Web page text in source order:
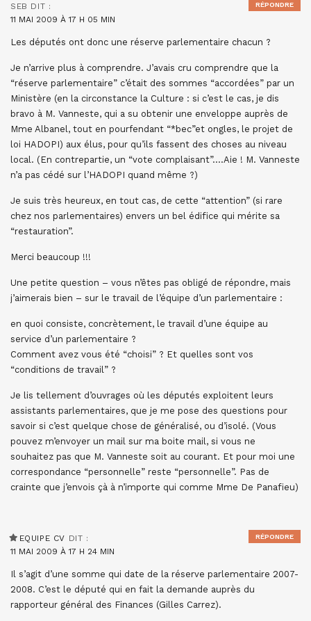
SEB DIT :
11 MAI 2009 À 17 H 05 MIN
Les députés ont donc une réserve parlementaire chacun ?
Je n’arrive plus à comprendre. J’avais cru comprendre que la
“réserve parlementaire” c’était des sommes “accordées” par un
Ministère (en la circonstance la Culture : si c’est le cas, je dis
bravo à M. Vanneste, qui a su obtenir une enveloppe auprès de
Mme Albanel, tout en pourfendant “*bec”et ongles, le projet de
loi HADOPI) aux élus, pour qu’ils fassent des choses au niveau
local. (En contrepartie, un “vote complaisant”….Aie ! M. Vanneste
n’a pas cédé sur l’HADOPI quand même ?)
Je suis très heureux, en tout cas, de cette “attention” (si rare
chez nos parlementaires) envers un bel édifice qui mérite sa
“restauration”.
Merci beaucoup !!!
Une petite question – vous n’êtes pas obligé de répondre, mais
j’aimerais bien – sur le travail de l’équipe d’un parlementaire :
en quoi consiste, concrètement, le travail d’une équipe au
service d’un parlementaire ?
Comment avez vous été “choisi” ? Et quelles sont vos
“conditions de travail” ?
Je lis tellement d’ouvrages où les députés exploitent leurs
assistants parlementaires, que je me pose des questions pour
savoir si c’est quelque chose de généralisé, ou d’isolé. (Vous
pouvez m’envoyer un mail sur ma boite mail, si vous ne
souhaitez pas que M. Vanneste soit au courant. Et pour moi une
correspondance “personnelle” reste “personnelle”. Pas de
crainte que j’envois çà à n’importe qui comme Mme De Panafieu)
RÉPONDRE
EQUIPE CV DIT :
11 MAI 2009 À 17 H 24 MIN
Il s’agit d’une somme qui date de la réserve parlementaire 2007-
2008. C’est le député qui en fait la demande auprès du
rapporteur général des Finances (Gilles Carrez).
RÉPONDRE